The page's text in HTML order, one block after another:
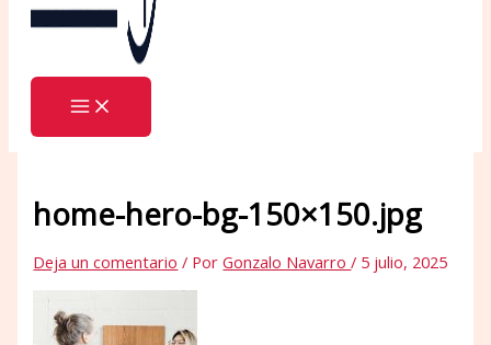
home-hero-bg-150×150.jpg
Deja un comentario / PorGonzalo Navarro/ 5 julio, 2025